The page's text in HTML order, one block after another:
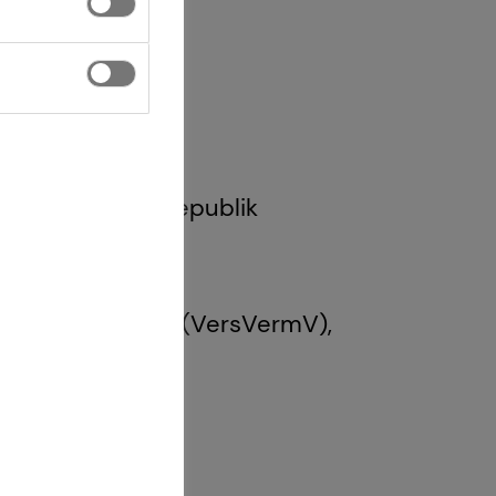
Bundesrepublik
über den
-beratung (VersVermV),